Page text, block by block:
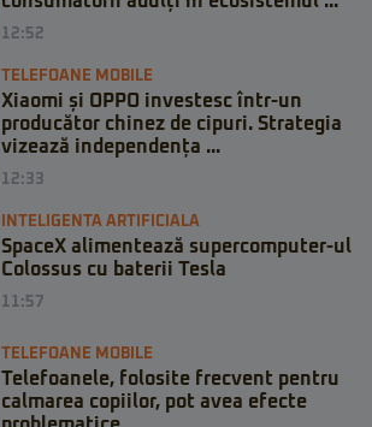
12:52
TELEFOANE MOBILE
Xiaomi și OPPO investesc într-un
producător chinez de cipuri. Strategia
vizează independența ...
12:33
INTELIGENTA ARTIFICIALA
SpaceX alimentează supercomputer-ul
Colossus cu baterii Tesla
11:57
TELEFOANE MOBILE
Telefoanele, folosite frecvent pentru
calmarea copiilor, pot avea efecte